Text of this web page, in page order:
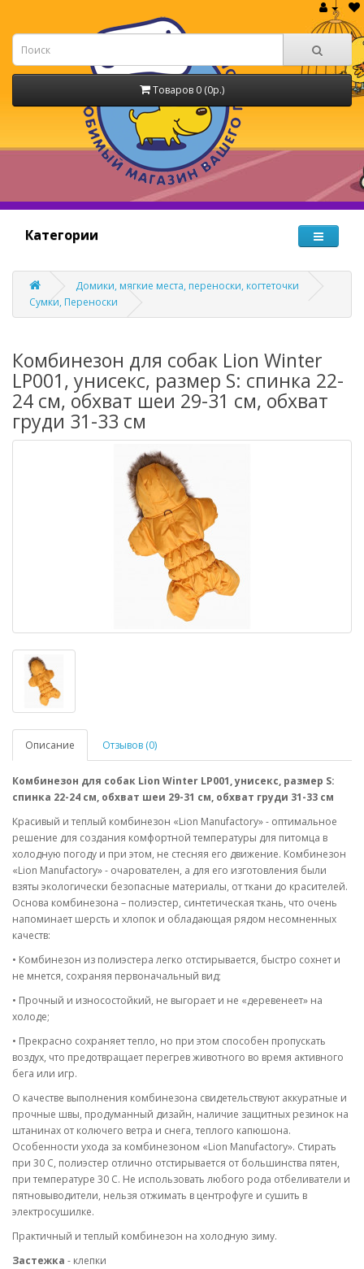
Товаров 0 (0р.)
Категории
Домики, мягкие места, переноски, когтеточки
Сумки, Переноски
Комбинезон для собак Lion Winter
LP001, унисекс, размер S: спинка 22-
24 см, обхват шеи 29-31 см, обхват
груди 31-33 см
Описание Отзывов (0)
Комбинезон для собак Lion Winter LP001, унисекс, размер S:
спинка 22-24 см, обхват шеи 29-31 см, обхват груди 31-33 см
Красивый и теплый комбинезон «Lion Manufactory» - оптимальное
решение для создания комфортной температуры для питомца в
холодную погоду и при этом, не стесняя его движение. Комбинезон
«Lion Manufactory» - очарователен, а для его изготовления были
взяты экологически безопасные материалы, от ткани до красителей.
Основа комбинезона – полиэстер, синтетическая ткань, что очень
напоминает шерсть и хлопок и обладающая рядом несомненных
качеств:
• Комбинезон из полиэстера легко отстирывается, быстро сохнет и
не мнется, сохраняя первоначальный вид;
• Прочный и износостойкий, не выгорает и не «деревенеет» на
холоде;
• Прекрасно сохраняет тепло, но при этом способен пропускать
воздух, что предотвращает перегрев животного во время активного
бега или игр.
О качестве выполнения комбинезона свидетельствуют аккуратные и
прочные швы, продуманный дизайн, наличие защитных резинок на
штанинах от колючего ветра и снега, теплого капюшона.
Особенности ухода за комбинезоном «Lion Manufactory». Стирать
при 30 С, полиэстер отлично отстирывается от большинства пятен,
при температуре 30 С. Не использовать любого рода отбеливатели и
пятновыводители, нельзя отжимать в центрофуге и сушить в
электросушилке.
Практичный и теплый комбинезон на холодную зиму.
Застежка - клепки